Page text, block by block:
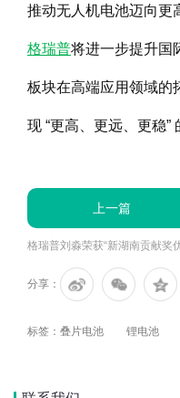
推动无人机电池迈向更
格瑞普将进一步提升国
板块在高端应用领域的
现 “更高、更远、更稳”
上一篇
分享：
标签： 叠片电池 锂电池